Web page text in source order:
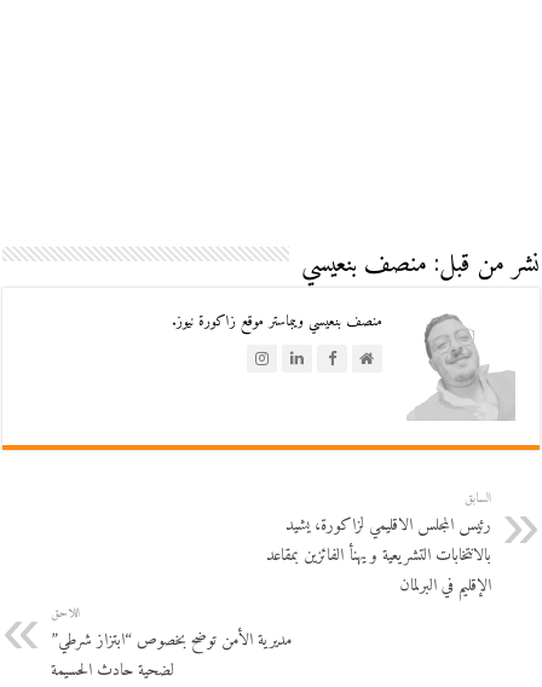
نشر من قبل: منصف بنعيسي
منصف بنعيسي ويبماستر موقع زاكورة نيوز.
السابق
رئيس المجلس الاقليمي لزاكورة، يشيد
بالانتخابات التشريعية و يهنأ الفائزين بمقاعد
الإقليم في البرلمان
اللاحق
مديرية الأمن توضح بخصوص “ابتزاز شرطي”
لضحية حادث الحسيمة